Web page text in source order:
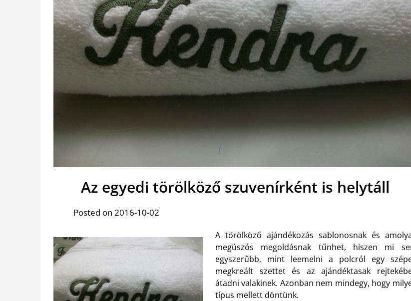
Az egyedi törölköző szuvenírként is helytáll
Posted on 2016-10-02
A törölköző ajándékozás sablonosnak és
megúszós megoldásnak tűnhet, hiszen mi
egyszerűbb, mint leemelni a polcról egy
megkreált szettet és az ajándéktasak
átadni valakinek. Azonban nem mindegy, hogy
típus mellett döntünk.